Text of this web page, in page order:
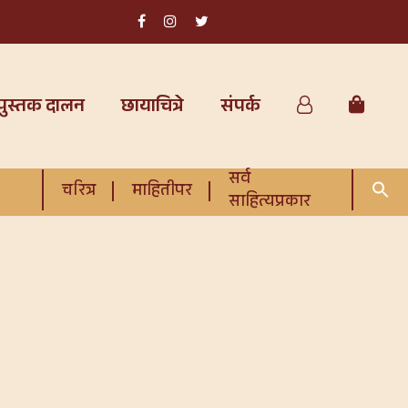
दालन छायाचित्रे संपर्क
चरित्र माहितीपर
सर्व
साहित्यप्रकार